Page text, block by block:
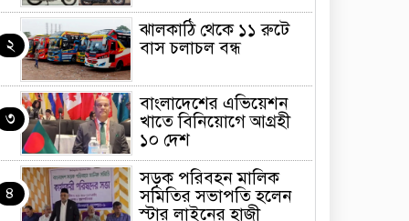
২
ঝালকাঠি থেকে ১১ রুটে
বাস চলাচল বন্ধ
৩
বাংলাদেশের এভিয়েশন
খাতে বিনিয়োগে আগ্রহী
১০ দেশ
৪
সড়ক পরিবহন মালিক
সমিতির সভাপতি হলেন
স্টার লাইনের হাজী